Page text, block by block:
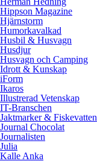
Hippson Magazine
Hjärnstorm
Humorkavalkad
Husbil & Husvagn
Husdjur
Husvagn och Camping
Idrott & Kunskap
iForm
Ikaros
Illustrerad Vetenskap
IT-Branschen
Jaktmarker & Fiskevatten
Journal Chocolat
Journalisten
Julia
Kalle Anka